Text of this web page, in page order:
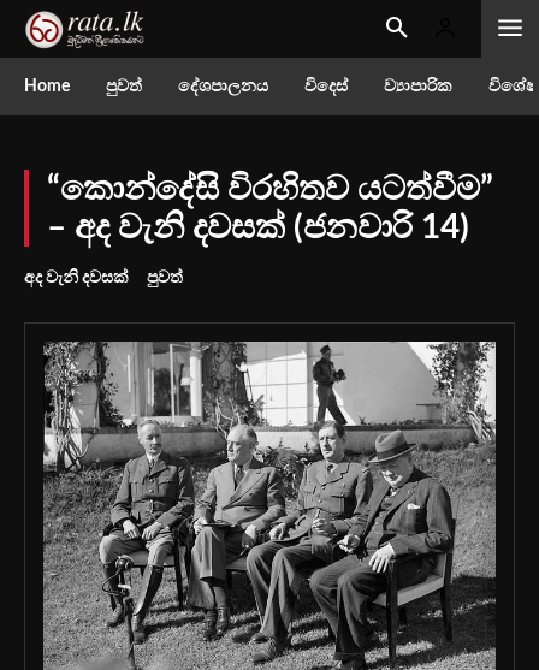
Home පුවත් දේශපාලනය විදෙස් ව්‍යාපාරික
“කොන්දේසි විරහිතව යටත්වීම”
– අද වැනි දවසක් (ජනවාරි 14)
අද වැනි දවසක් පුවත්